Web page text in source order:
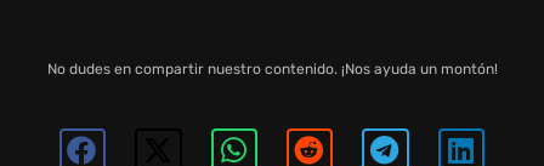
No dudes en compartir nuestro contenido. ¡Nos ayuda un montón!